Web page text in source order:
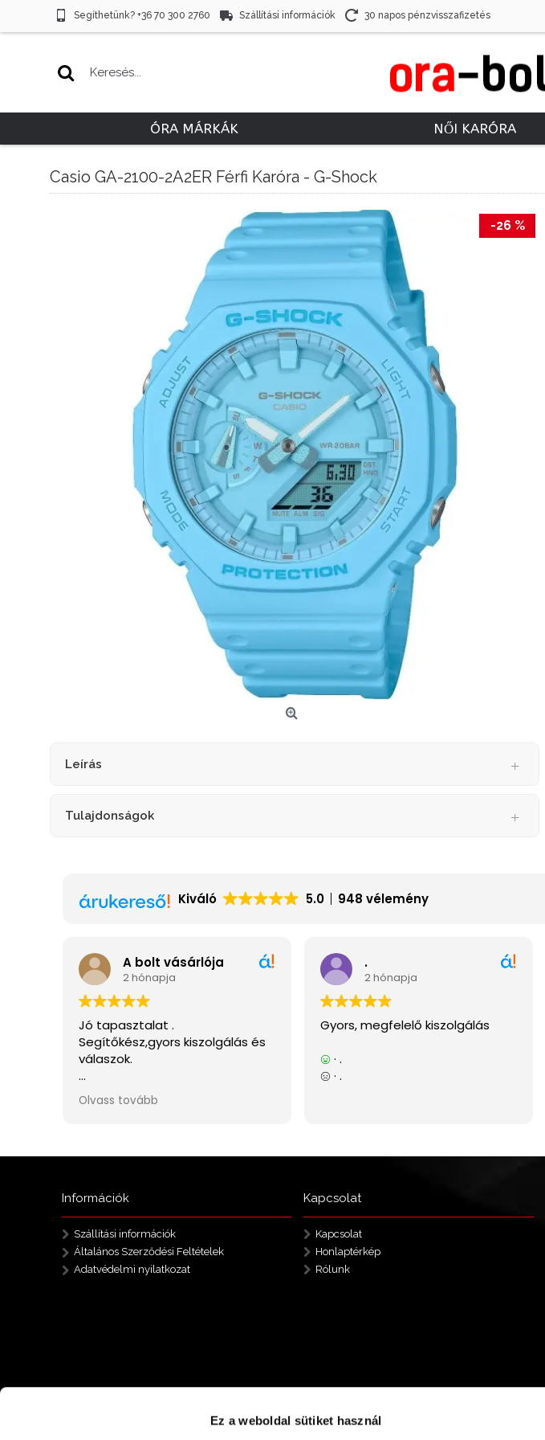
Ez a weboldal sütiket használ
Segíthetünk? +36 70 300 2760 Szállítási információk 30 napos pénzvisszafizetés
ÓRA MÁRKÁK NŐI KARÓRA
Casio GA-2100-2A2ER Férfi Karóra - G-Shock
-26 %
Leírás
Tulajdonságok
Információk
Szállítási információk
Általános Szerződési Feltételek
Adatvédelmi nyilatkozat
Kapcsolat
Kapcsolat
Honlaptérkép
Rólunk